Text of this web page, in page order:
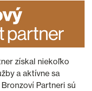
získal niekoľko
a aktívne sa
Partneri sú